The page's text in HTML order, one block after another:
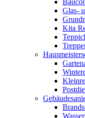
Glas-
Kita